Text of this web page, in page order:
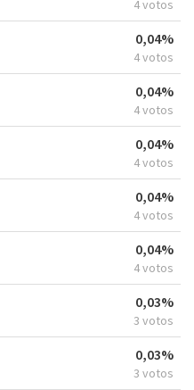
4 votos
0,04%
4 votos
0,04%
4 votos
0,04%
4 votos
0,04%
4 votos
0,04%
4 votos
0,03%
3 votos
0,03%
3 votos